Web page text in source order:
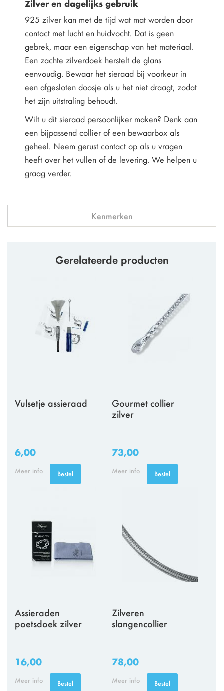
Zilver en dagelijks gebruik
925 zilver kan met de tijd wat mat worden door
contact met lucht en huidvocht. Dat is geen
gebrek, maar een eigenschap van het materiaal.
Een zachte zilverdoek herstelt de glans
eenvoudig. Bewaar het sieraad bij voorkeur in
een afgesloten doosje als u het niet draagt, zodat
het zijn uitstraling behoudt.
Wilt u dit sieraad persoonlijker maken? Denk aan
een bijpassend collier of een bewaarbox als
geheel. Neem gerust contact op als u vragen
heeft over het vullen of de levering. We helpen u
graag verder.
Kenmerken
Gerelateerde producten
Vulsetje assieraad
6,00
Meer info Bestel
Gourmet collier
zilver
73,00
Meer info Bestel
Assieraden
poetsdoek zilver
16,00
Meer info Bestel
Zilveren
slangencollier
78,00
Meer info Bestel